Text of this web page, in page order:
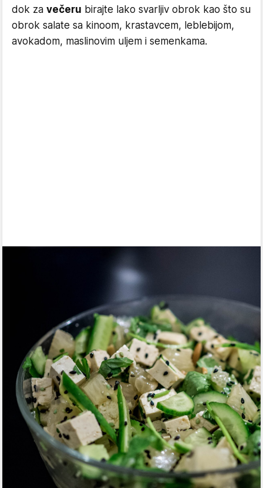
dok za večeru birajte lako svarljiv obrok kao što su
obrok salate sa kinoom, krastavcem, leblebijom,
avokadom, maslinovim uljem i semenkama.